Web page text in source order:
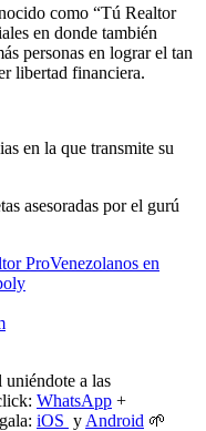
como “Tú Realtor
en donde también
personas en lograr el tan
libertad financiera.
en la que transmite su
asesoradas por el gurú
ProVenezolanos en
uniéndote a las
WhatsApp +
iOS y Android 🌱